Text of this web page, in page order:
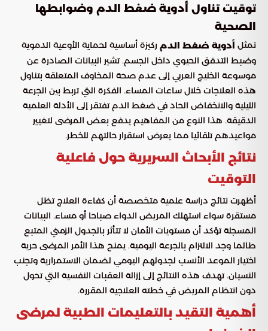
توقيت تناول أدوية ضغط الدم وضوابطها
الصحية
تمثل أدوية ضغط الدم ركيزة أساسية لحماية الأوعية الدموية
وضبط التدفق الحيوي داخل الجسم. تشير البيانات الصادرة عن
موسوعة الخليج العربي إلى عدم صحة المخاوف المتعلقة بتناول
هذه العلاجات خلال ساعات المساء. الفكرة التي تربط بين الجرعة
الليلية والانخفاض الحاد في ضغط الدم تفتقر إلى الأدلة العلمية
الدقيقة. هذا النوع من المفاهيم يدفع بعض المرضى لتغيير
مواعيدهم تلقائيا مما يعرض استقرار حالتهم للخطر.
نتائج الأبحاث السريرية حول فاعلية
التوقيت
أظهرت نتائج دراسة علمية متخصصة أن كفاءة العلاج تظل
مستقرة سواء استهلك المريض الدواء صباحا أو مساء. البيانات
المسجلة تؤكد أن مستويات الأمان لا تتأثر بالجدول الزمني المتبع
طالما وجد الالتزام بالجرعة اليومية. يمنح هذا الأمر المرضى حرية
اختيار الموعد الأنسب لجدولهم اليومي لضمان الاستمرارية وتجنب
النسيان. تهدف هذه النتائج إلى إزالة العقبات النفسية التي تحول
دون انتظام المريض في خطته العلاجية المقررة.
أهمية التقيد بالتعليمات الطبية لمرضى